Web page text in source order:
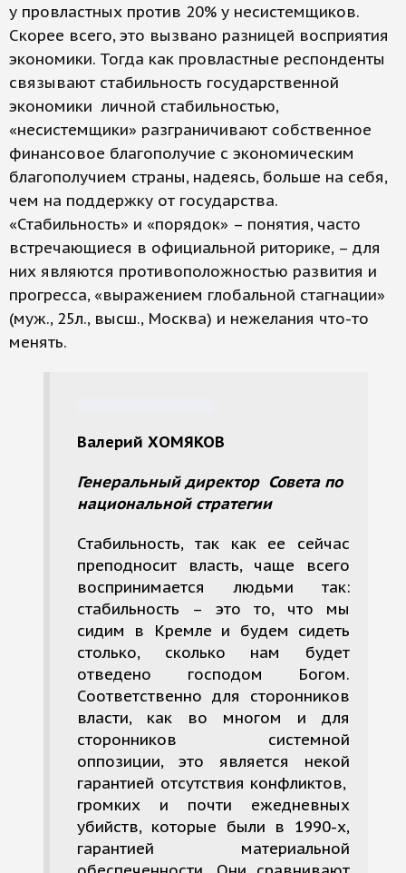
у провластных против 20% у несистемщиков.
Скорее всего, это вызвано разницей восприятия
экономики. Тогда как провластные респонденты
связывают стабильность государственной
экономики личной стабильностью,
«несистемщики» разграничивают собственное
финансовое благополучие с экономическим
благополучием страны, надеясь, больше на себя,
чем на поддержку от государства.
«Стабильность» и «порядок» – понятия, часто
встречающиеся в официальной риторике, – для
них являются противоположностью развития и
прогресса, «выражением глобальной стагнации»
(муж., 25л., высш., Москва) и нежелания что-то
менять.
Валерий ХОМЯКОВ
Генеральный директор Совета по
национальной стратегии
Стабильность, так как ее сейчас
преподносит власть, чаще всего
воспринимается людьми так:
стабильность – это то, что мы
сидим в Кремле и будем сидеть
столько, сколько нам будет
отведено господом Богом.
Соответственно для сторонников
власти, как во многом и для
сторонников системной
оппозиции, это является некой
гарантией отсутствия конфликтов,
громких и почти ежедневных
убийств, которые были в 1990-х,
гарантией материальной